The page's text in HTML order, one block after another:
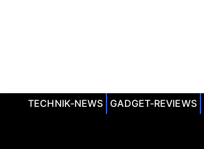
TECHNIK-NEWS GADGET-REVIEWS